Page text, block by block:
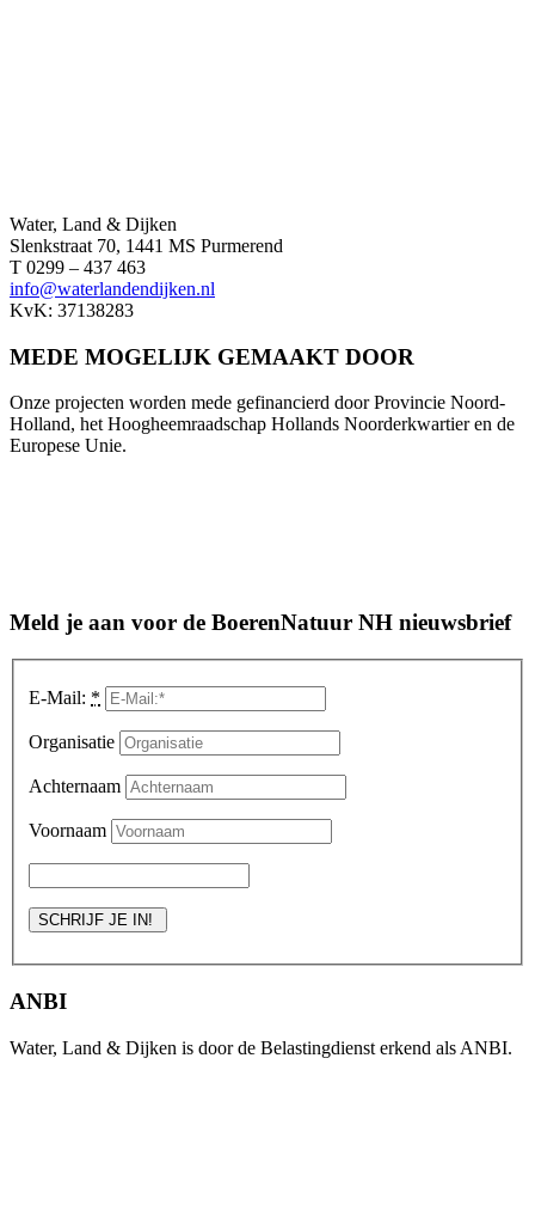
Water, Land & Dijken
Slenkstraat 70, 1441 MS Purmerend
T 0299 – 437 463
info@waterlandendijken.nl
KvK: 37138283
MEDE MOGELIJK GEMAAKT DOOR
Onze projecten worden mede gefinancierd door Provincie Noord-
Holland, het Hoogheemraadschap Hollands Noorderkwartier en de
Europese Unie.
Meld je aan voor de BoerenNatuur NH nieuwsbrief
E-Mail: *
Organisatie
Achternaam
Voornaam
ANBI
Water, Land & Dijken is door de Belastingdienst erkend als ANBI.